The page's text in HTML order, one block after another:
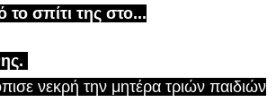
σπίτι της στο...
νεκρή την μητέρα τριών παιδιών